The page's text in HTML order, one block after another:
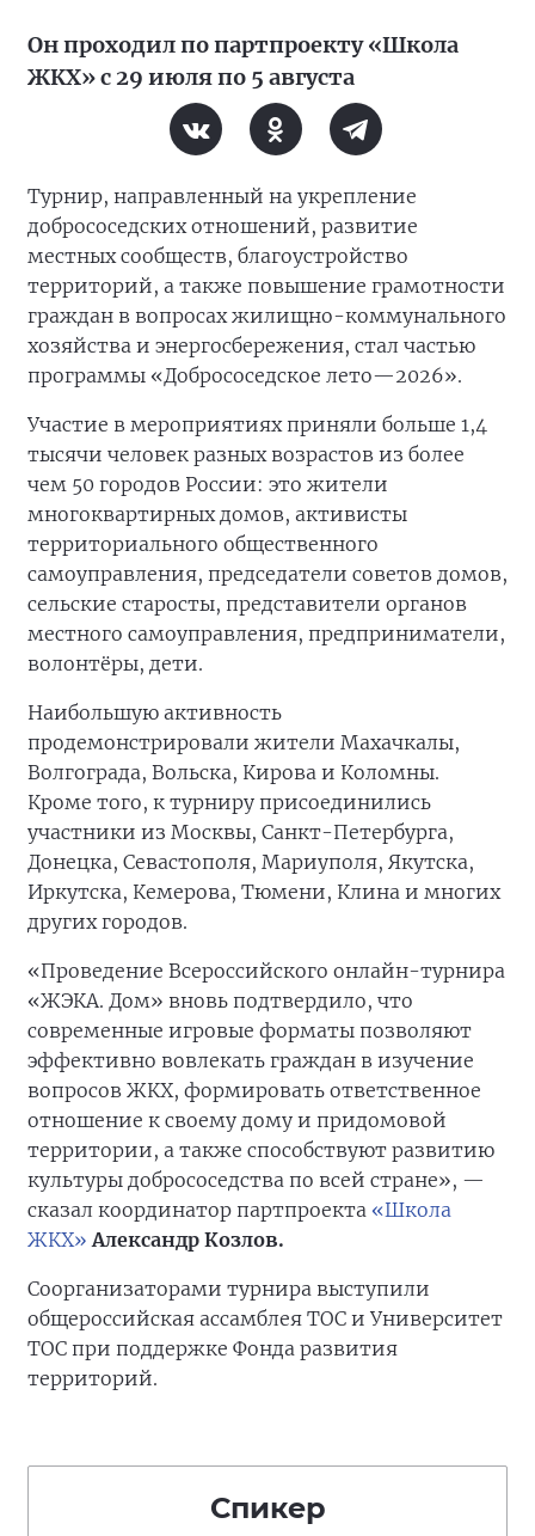
Он проходил по партпроекту «Школа
ЖКХ» с 29 июля по 5 августа
Турнир, направленный на укрепление
добрососедских отношений, развитие
местных сообществ, благоустройство
территорий, а также повышение грамотности
граждан в вопросах жилищно-коммунального
хозяйства и энергосбережения, стал частью
программы «Добрососедское лето—2026».
Участие в мероприятиях приняли больше 1,4
тысячи человек разных возрастов из более
чем 50 городов России: это жители
многоквартирных домов, активисты
территориального общественного
самоуправления, председатели советов домов,
сельские старосты, представители органов
местного самоуправления, предприниматели,
волонтёры, дети.
Наибольшую активность
продемонстрировали жители Махачкалы,
Волгограда, Вольска, Кирова и Коломны.
Кроме того, к турниру присоединились
участники из Москвы, Санкт-Петербурга,
Донецка, Севастополя, Мариуполя, Якутска,
Иркутска, Кемерова, Тюмени, Клина и многих
других городов.
«Проведение Всероссийского онлайн-турнира
«ЖЭКА. Дом» вновь подтвердило, что
современные игровые форматы позволяют
эффективно вовлекать граждан в изучение
вопросов ЖКХ, формировать ответственное
отношение к своему дому и придомовой
территории, а также способствуют развитию
культуры добрососедства по всей стране», —
сказал координатор партпроекта «Школа
ЖКХ» Александр Козлов.
Соорганизаторами турнира выступили
общероссийская ассамблея ТОС и Университет
ТОС при поддержке Фонда развития
территорий.
Спикер